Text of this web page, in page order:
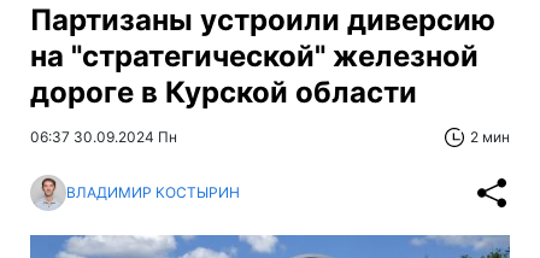
Партизаны устроили диверсию
на "стратегической" железной
дороге в Курской области
06:37 30.09.2024 Пн 2 мин
ВЛАДИМИР КОСТЫРИН